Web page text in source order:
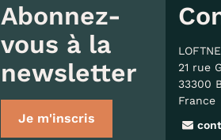
Abonnez-
vous à la
newsletter
Je m'inscris
21 rue
33300
France